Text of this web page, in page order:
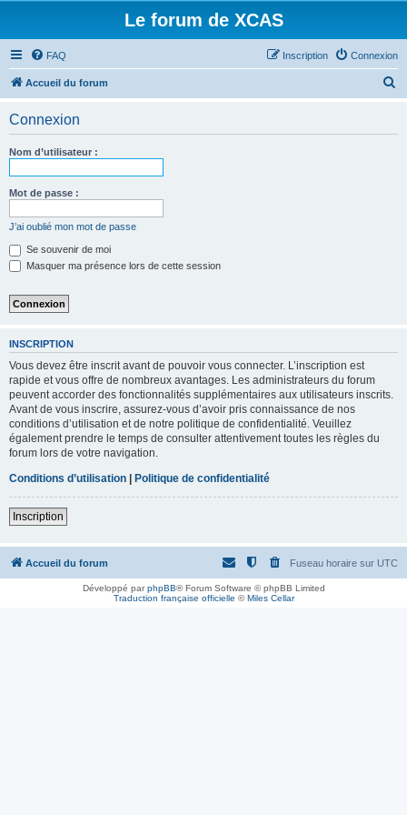
Le forum de XCAS
FAQ Connexion
Inscription
Accueil du forum
Connexion
Nom d’utilisateur :
Mot de passe :
J’ai oublié mon mot de passe
Se souvenir de moi
Masquer ma présence lors de cette session
INSCRIPTION
Vous devez être inscrit avant de pouvoir vous connecter. L’inscription est
rapide et vous offre de nombreux avantages. Les administrateurs du forum
peuvent accorder des fonctionnalités supplémentaires aux utilisateurs inscrits.
Avant de vous inscrire, assurez-vous d’avoir pris connaissance de nos
conditions d’utilisation et de notre politique de confidentialité. Veuillez
également prendre le temps de consulter attentivement toutes les règles du
forum lors de votre navigation.
Conditions d’utilisation | Politique de confidentialité
Inscription
Accueil du forum Fuseau horaire sur UTC
Développé parphpBB® Forum Software © phpBB Limited
Traduction française officielle ©Miles Cellar